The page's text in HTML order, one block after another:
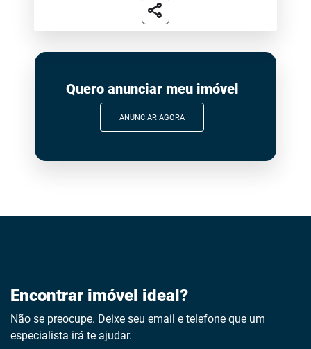
share
Quero anunciar meu imóvel
ANUNCIAR AGORA
Encontrar imóvel ideal?
Não se preocupe. Deixe seu email e telefone que um
especialista irá te ajudar.